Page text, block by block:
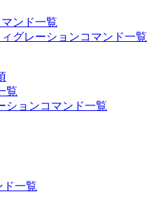
ンド一覧
グレーションコマンド一覧
覧
ションコマンド一覧
ド一覧